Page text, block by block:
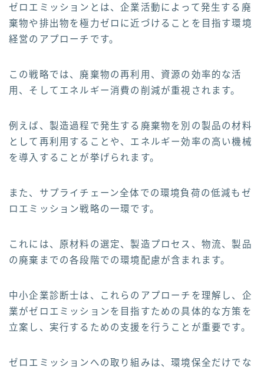
ゼロエミッションとは、企業活動によって発生する廃
棄物や排出物を極力ゼロに近づけることを目指す環境
経営のアプローチです。
この戦略では、廃棄物の再利用、資源の効率的な活
用、そしてエネルギー消費の削減が重視されます。
例えば、製造過程で発生する廃棄物を別の製品の材料
として再利用することや、エネルギー効率の高い機械
を導入することが挙げられます。
また、サプライチェーン全体での環境負荷の低減もゼ
ロエミッション戦略の一環です。
これには、原材料の選定、製造プロセス、物流、製品
の廃棄までの各段階での環境配慮が含まれます。
中小企業診断士は、これらのアプローチを理解し、企
業がゼロエミッションを目指すための具体的な方策を
立案し、実行するための支援を行うことが重要です。
ゼロエミッションへの取り組みは、環境保全だけでな